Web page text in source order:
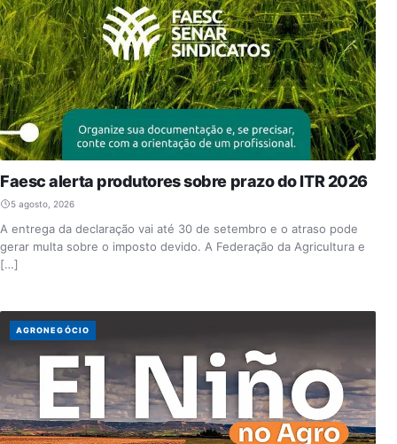
Faesc alerta produtores sobre prazo do ITR 2026
5 agosto, 2026
A entrega da declaração vai até 30 de setembro e o atraso pode
gerar multa sobre o imposto devido. A Federação da Agricultura e
[…]
AGRONEGÓCIO